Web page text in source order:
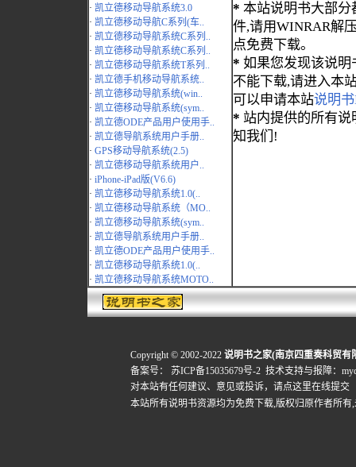
· 凯立德移动导航系统3.0
· 凯立德移动导航C系列(车..
· 凯立德移动导航系统C系列..
· 凯立德移动导航系统C系列..
· 凯立德移动导航系统T系列..
· 凯立德手机移动导航系统..
· 凯立德移动导航系统(win..
· 凯立德移动导航系统(sym..
· 凯立德ODE产品用户使用手..
· 凯立德导航系统用户手册..
· GPS移动导航系统(2.5)
· 凯立德移动导航系统用户..
· iPhone-iPad版(V6.6)
· 凯立德移动导航系统1.0(..
· 凯立德移动导航系统（MO..
· 凯立德移动导航系统(sym..
· 凯立德导航系统用户手册..
· 凯立德ODE产品用户使用手..
· 凯立德移动导航系统1.0(..
· 凯立德移动导航系统MOTO..
* 本站说明书大部分
件,请用WINRAR解
点免费下载。
* 如果您发现该说明
不能下载,请进入本
可以申请本站说明
* 站内提供的所有
知我们!
Copyright © 2002-2022 说明书之家(南京四重奏科贸有
备案号：
苏ICP备15035679号-2 技术支持与报障：
对本站有任何建议、意见或投诉， 请点这里在线提交
本站所有说明书资源均为免费下载,版权归原作者所